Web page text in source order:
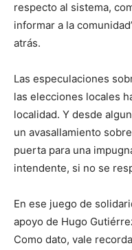
respecto al sistema,
informar a la
atrás.
Las especulaciones
las elecciones locales
localidad. Y desde
un avasallamiento
puerta para una
intendente, si no se
En ese juego de
apoyo de Hugo
Como dato, vale